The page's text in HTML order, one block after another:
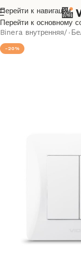
Перейти к навигации
Перейти к основному
Главная/ Розетки и
Binera внутренняя/
-20%